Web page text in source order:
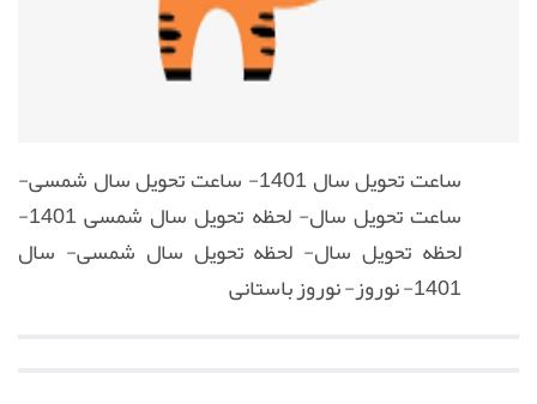
ساعت تحویل سال 1401- ساعت تحویل سال شمسی-
ساعت تحویل سال- لحظه تحویل سال شمسی 1401-
لحظه تحویل سال- لحظه تحویل سال شمسی- سال
1401- نوروز- نوروز باستانی